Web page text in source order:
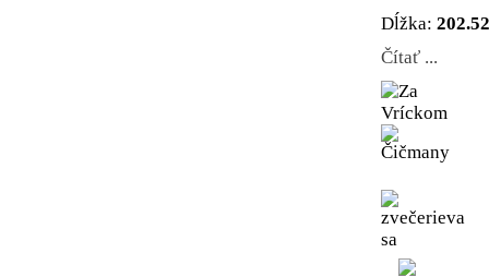
Dĺžka:
Čítať ...